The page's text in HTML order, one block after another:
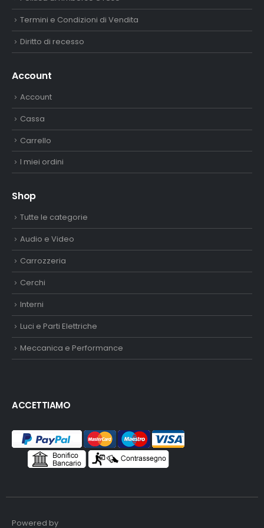
Termini e Condizioni di Vendita
Diritto di recesso
Account
Account
Cassa
Carrello
I miei ordini
Shop
Tutte le categorie
Audio e Video
Carrozzeria
Cerchi
Interni
Luci e Parti Elettriche
Meccanica e Performance
ACCETTIAMO
Powered by